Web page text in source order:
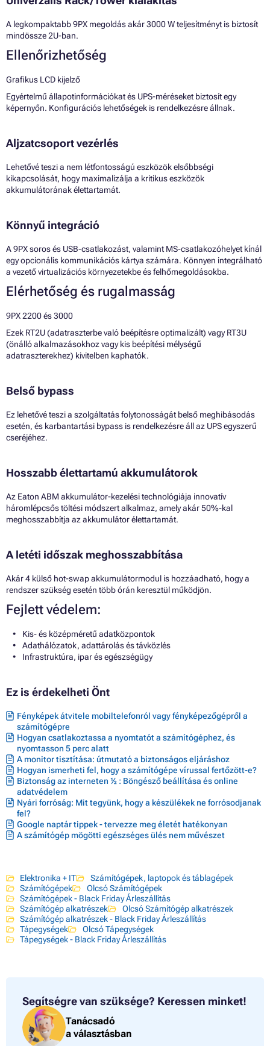
A legkompaktabb 9PX megoldás akár 3000 W teljesítményt is biztosít
mindössze 2U-ban.
Ellenőrizhetőség
Grafikus LCD kijelző
Egyértelmű állapotinformációkat és UPS-méréseket biztosít egy
képernyőn. Konfigurációs lehetőségek is rendelkezésre állnak.
Aljzatcsoport vezérlés
Lehetővé teszi a nem létfontosságú eszközök elsőbbségi
kikapcsolását, hogy maximalizálja a kritikus eszközök
akkumulátorának élettartamát.
Könnyű integráció
A 9PX soros és USB-csatlakozást, valamint MS-csatlakozóhelyet kínál
egy opcionális kommunikációs kártya számára. Könnyen integrálható
a vezető virtualizációs környezetekbe és felhőmegoldásokba.
Elérhetőség és rugalmasság
9PX 2200 és 3000
Ezek RT2U (adatraszterbe való beépítésre optimalizált) vagy RT3U
(önálló alkalmazásokhoz vagy kis beépítési mélységű
adatraszterekhez) kivitelben kaphatók.
Belső bypass
Ez lehetővé teszi a szolgáltatás folytonosságát belső meghibásodás
esetén, és karbantartási bypass is rendelkezésre áll az UPS egyszerű
cseréjéhez.
Hosszabb élettartamú akkumulátorok
Az Eaton ABM akkumulátor-kezelési technológiája innovatív
háromlépcsős töltési módszert alkalmaz, amely akár 50%-kal
meghosszabbítja az akkumulátor élettartamát.
A letéti időszak meghosszabbítása
Akár 4 külső hot-swap akkumulátormodul is hozzáadható, hogy a
rendszer szükség esetén több órán keresztül működjön.
Fejlett védelem:
Kis- és középméretű adatközpontok
Adathálózatok, adattárolás és távközlés
Infrastruktúra, ipar és egészségügy
Ez is érdekelheti Önt
Fényképek átvitele mobiltelefonról vagy fényképezőgépről a
számítógépre
Hogyan csatlakoztassa a nyomtatót a számítógéphez, és
nyomtasson 5 perc alatt
A monitor tisztítása: útmutató a biztonságos eljáráshoz
Hogyan ismerheti fel, hogy a számítógépe vírussal fertőzött-e?
Biztonság az interneten ½ : Böngésző beállítása és online
adatvédelem
Nyári forróság: Mit tegyünk, hogy a készülékek ne forrósodjanak
fel?
Google naptár tippek - tervezze meg életét hatékonyan
A számítógép mögötti egészséges ülés nem művészet
Elektronika + IT
Számítógépek, laptopok és táblagépek
Számítógépek
Olcsó Számítógépek
Számítógépek - Black Friday Árleszállítás
Számítógép alkatrészek
Olcsó Számítógép alkatrészek
Számítógép alkatrészek - Black Friday Árleszállítás
Tápegységek
Olcsó Tápegységek
Tápegységek - Black Friday Árleszállítás
Segítségre van szüksége? Keressen minket!
Tanácsadó
a választásban